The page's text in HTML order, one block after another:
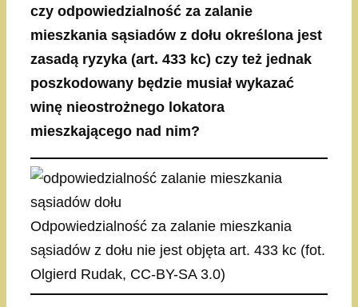
czy odpowiedzialność za zalanie
mieszkania sąsiadów z dołu określona jest
zasadą ryzyka (art. 433 kc) czy też jednak
poszkodowany będzie musiał wykazać
winę nieostrożnego lokatora
mieszkającego nad nim?
Odpowiedzialność za zalanie mieszkania
sąsiadów z dołu nie jest objęta art. 433 kc (fot.
Olgierd Rudak, CC-BY-SA 3.0)